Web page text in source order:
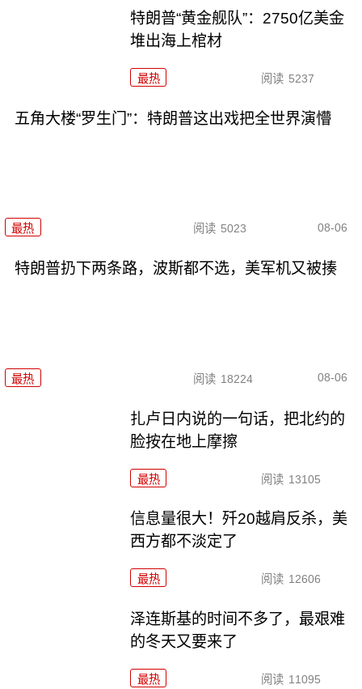
特朗普“黄金舰队”：2750亿美金
堆出海上棺材
最热 阅读 5237
五角大楼“罗生门”：特朗普这出戏把全世界演懵
最热 阅读 5023 08-06
特朗普扔下两条路，波斯都不选，美军机又被揍
最热 阅读 18224 08-06
扎卢日内说的一句话，把北约的
脸按在地上摩擦
最热 阅读 13105
信息量很大！歼20越肩反杀，美
西方都不淡定了
最热 阅读 12606
泽连斯基的时间不多了，最艰难
的冬天又要来了
最热 阅读 11095